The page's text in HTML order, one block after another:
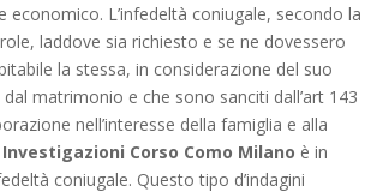
L’infedeltà coniugale, secondo la
laddove sia richiesto e se ne dovessero
la stessa, in considerazione del suo
matrimonio e che sono sanciti dall’art 143
nell’interesse della famiglia e alla
Corso Como Milano è in
coniugale. Questo tipo d’indagini